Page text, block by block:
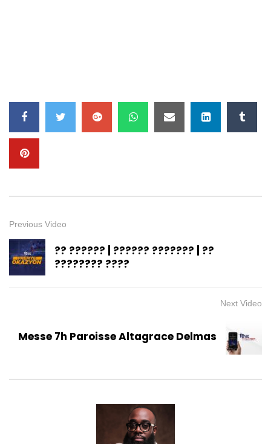
Previous Video
?? ?????? | ?????? ??????? | ??
???????? ????
Next Video
Messe 7h Paroisse Altagrace Delmas